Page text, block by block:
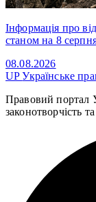
Інформація про
станом на 8
08.08.2026
UPУкраїнське
Правовий портал
законотворчість